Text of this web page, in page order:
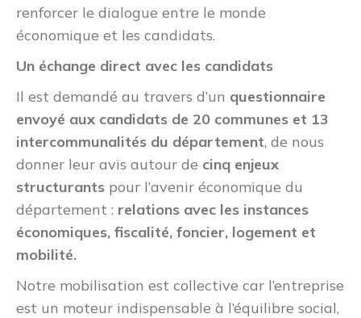
renforcer le dialogue entre le monde
économique et les candidats.
Un échange direct avec les candidats
Il est demandé au travers d’un questionnaire
envoyé aux candidats de 20 communes et 13
intercommunalités du département, de nous
donner leur avis autour de cinq enjeux
structurants pour l’avenir économique du
département : relations avec les instances
économiques, fiscalité, foncier, logement et
mobilité.
Notre mobilisation est collective car l’entreprise
est un moteur indispensable à l’équilibre social,